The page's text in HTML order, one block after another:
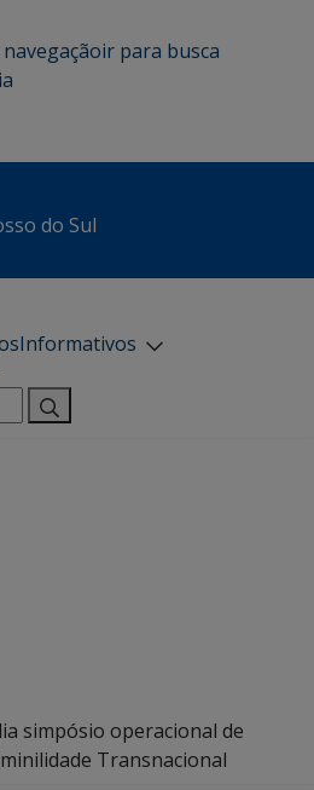
ir para busca
do Sul
Informativos
simpósio operacional de
Transnacional